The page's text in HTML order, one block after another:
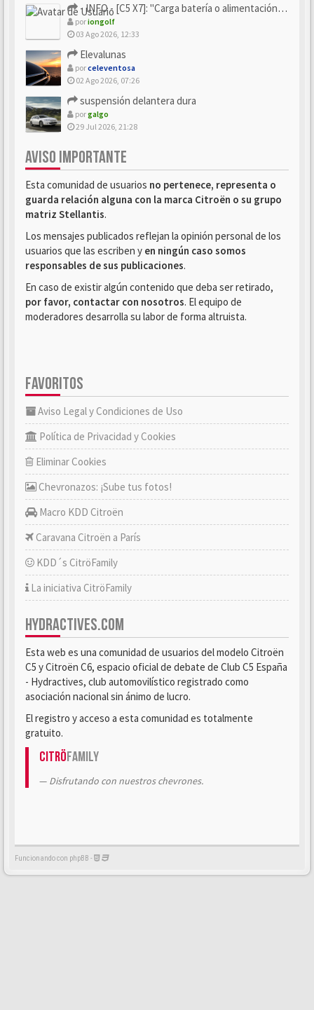
- INFO - [C5 X7]: "Carga batería o alimentación eléctri...
poriongolf
03 Ago 2026, 12:33
Elevalunas
porceleventosa
02 Ago 2026, 07:26
suspensión delantera dura
porgalgo
29 Jul 2026, 21:28
AVISO IMPORTANTE
Esta comunidad de usuarios no pertenece, representa o
guarda relación alguna con la marca Citroën o su grupo
matriz Stellantis.
Los mensajes publicados reflejan la opinión personal de los
usuarios que las escriben y en ningún caso somos
responsables de sus publicaciones.
En caso de existir algún contenido que deba ser retirado,
por favor, contactar con nosotros. El equipo de
moderadores desarrolla su labor de forma altruista.
FAVORITOS
Aviso Legal y Condiciones de Uso
Política de Privacidad y Cookies
Eliminar Cookies
Chevronazos: ¡Sube tus fotos!
Macro KDD Citroën
Caravana Citroën a París
KDD´s CitröFamily
La iniciativa CitröFamily
HYDRACTIVES.COM
Esta web es una comunidad de usuarios del modelo Citroën
C5 y Citroën C6, espacio oficial de debate de Club C5 España
- Hydractives, club automovilístico registrado como
asociación nacional sin ánimo de lucro.
El registro y acceso a esta comunidad es totalmente
gratuito.
CitröFamily
Disfrutando con nuestros chevrones.
Funcionando con phpBB -